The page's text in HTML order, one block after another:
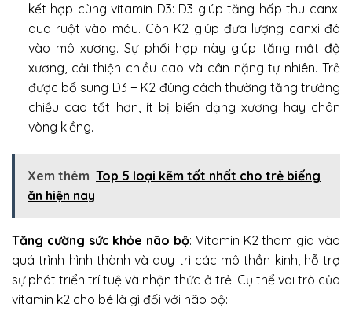
kết hợp cùng vitamin D3: D3 giúp tăng hấp thu canxi
qua ruột vào máu. Còn K2 giúp đưa lượng canxi đó
vào mô xương. Sự phối hợp này giúp tăng mật độ
xương, cải thiện chiều cao và cân nặng tự nhiên. Trẻ
được bổ sung D3 + K2 đúng cách thường tăng trưởng
chiều cao tốt hơn, ít bị biến dạng xương hay chân
vòng kiềng.
Xem thêm Top 5 loại kẽm tốt nhất cho trẻ biếng
ăn hiện nay
Tăng cường sức khỏe não bộ: Vitamin K2 tham gia vào
quá trình hình thành và duy trì các mô thần kinh, hỗ trợ
sự phát triển trí tuệ và nhận thức ở trẻ. Cụ thể vai trò của
vitamin k2 cho bé là gì đối với não bộ: